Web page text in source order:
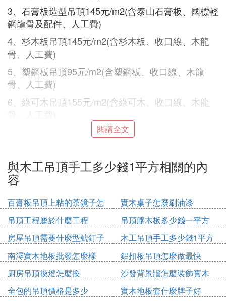
3、石膏板造型吊頂145元/m2(含泰山石膏板、國標輕
鋼龍骨及配件、人工費)
4、杉木板吊頂145元/m2(含杉木板、收口線、木龍
骨、人工費)
5、塑鋼板吊頂95元/m2(含塑鋼板、收口線、木龍
骨、人工費)
6、綠可木吊頂155元/m2(含綠可木、收口線、木龍
裝修木工多少錢一天
不同的地方，木工的工資情況不同，有些地方的木工
工資按照裝修面積來計算，而有些地方則按天計算木
工工資。各地的城市消費水平不同，木工工資的價格
也不同，像是北京、上海這樣的大城市的木工工資就
會高一點，像浙江杭州、寧波等地的木工工資也在30
0到500元/天，深圳的木工工資也在木工工資400-600
元/天之間。
當然木工的工資還和木工的技術以及入行時間有關，
一些具有十幾年經驗的木工師傅的價格自然是木工中
閱讀全文
與木工吊頂手工多少錢1平方相關的內
容
百膏板吊頂上粘的荼鏡子怎
麼固定
實木桌子怎麼刷油漆
吊頂工程屬於什麼工程
吊頂膠木板多少錢一平方
房屋吊頂需要什麼型號釘子
木工吊頂手工多少錢1平方
南潯實木地板批發怎麼樣
鋁扣板吊頂怎麼做最快
廚房吊頂換燈怎麼換
沙發背景牆怎麼裝飾實木
全包的吊頂價格是多少
實木地板套什麼牌子好